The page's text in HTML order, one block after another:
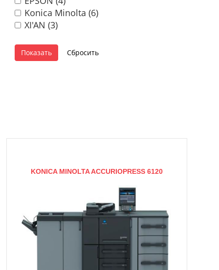
Konica Minolta (6)
XI'AN (3)
KONICA MINOLTA ACCURIOPRESS 6120